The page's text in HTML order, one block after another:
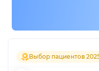
Выбор пациентов